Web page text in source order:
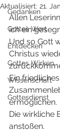
Gedanken
Gottes Wort
Entdecken
Gottes Wirken
Wissenschaft
Gottesdienst
Aktualisiert: 21.
Allen
ich ein
Und so Gott
Christus
Ein
ermöglichen.
Die wirkliche
anstoßen.